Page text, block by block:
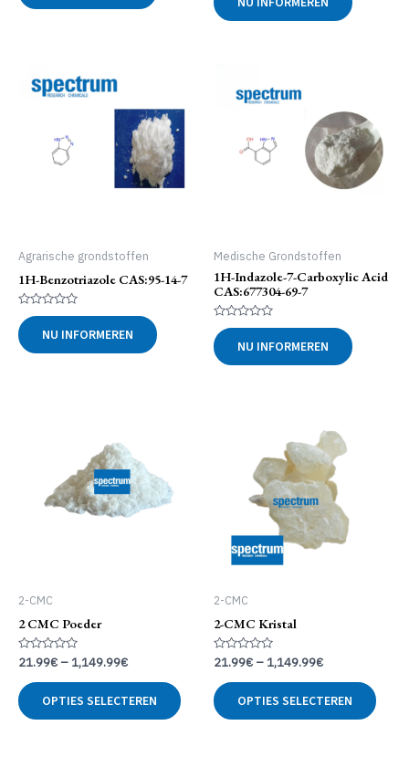
5
uit
5
Agrarische grondstoffen
1H-Benzotriazole CAS:95-14-7
Gewaardeerd
0
uit
5
NU INFORMEREN
Medische Grondstoffen
1H-Indazole-7-Carboxylic Acid
CAS:677304-69-7
Gewaardeerd
0
uit
5
NU INFORMEREN
2-CMC
2 CMC Poeder
Gewaardeerd
0
uit
5
21.99€ – 1,149.99€
OPTIES SELECTEREN
product
2-CMC
2-CMC Kristal
Gewaardeerd
0
uit
5
21.99€ – 1,149.99€
OPTIES SELECTEREN